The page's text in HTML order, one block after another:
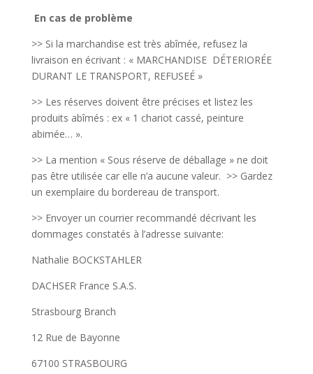
En cas de problème
>> Si la marchandise est très abîmée, refusez la
livraison en écrivant : « MARCHANDISE DÉTERIORÉE
DURANT LE TRANSPORT, REFUSEÉ »
>> Les réserves doivent être précises et listez les
produits abîmés : ex « 1 chariot cassé, peinture
abimée… ».
>> La mention « Sous réserve de déballage » ne doit
pas être utilisée car elle n’a aucune valeur. >> Gardez
un exemplaire du bordereau de transport.
>> Envoyer un courrier recommandé décrivant les
dommages constatés à l’adresse suivante:
Nathalie BOCKSTAHLER
DACHSER France S.A.S.
Strasbourg Branch
12 Rue de Bayonne
67100 STRASBOURG